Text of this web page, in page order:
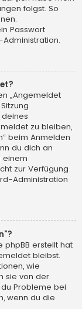
folgst. So
Passwort
„Angemeldet
zu bleiben,
beim Anmelden
du dich an
einem
zur Verfügung
Administration
phpBB erstellt hat
bleibst.
wie
sie von der
Probleme bei
wenn du die